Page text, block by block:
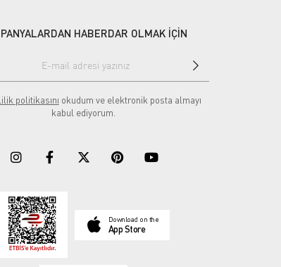
HABERDAR OLMAK İÇİN
politikasını okudum ve elektronik posta almayı
kabul ediyorum.
Download on the
App Store